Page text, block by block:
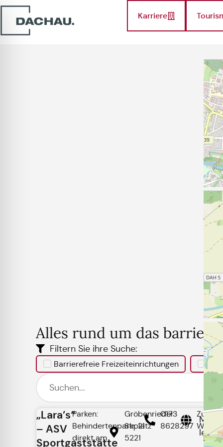
Karriere
Alles rund um das
Filtern Sie ihre Suche:
Barrierefreie Freizeiteinrichtungen
„Lara’s“
– ASV
Sportgaststätte
Parken:
Behindertenparkplatz
direkt am
Gröbenrieder
Str. 21
5221
0173
8628297
Zur
Mehr
lesen